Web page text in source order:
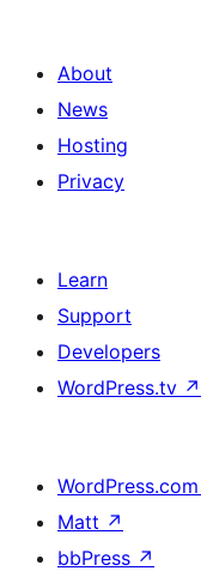
About
News
Hosting
Privacy
Learn
Support
Developers
WordPress.tv ↗
WordPress.com
Matt ↗
bbPress ↗